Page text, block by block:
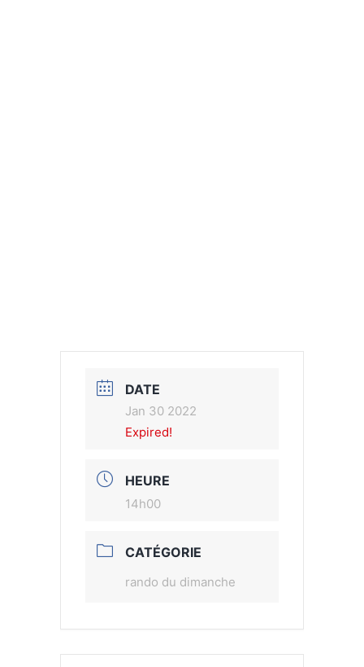
DATE
Jan 30 2022
Expired!
HEURE
14h00
CATÉGORIE
rando du dimanche